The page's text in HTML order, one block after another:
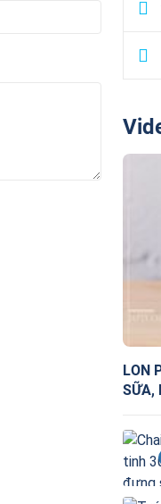
LON
SỮA,